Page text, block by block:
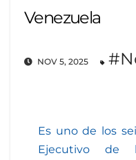
Venezuela
NOV 5, 2025
Es uno de los
Ejecutivo de